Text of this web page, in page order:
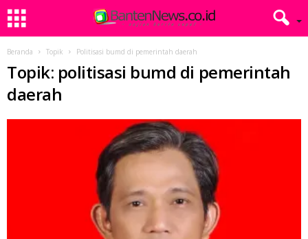
Beranda Topik Politisasi bumd di pemerintah daerah
Topik: politisasi bumd di pemerintah
daerah